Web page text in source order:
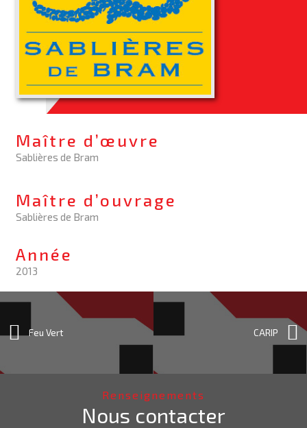
Maître d’œuvre
Sablières de Bram
Maître d’ouvrage
Sablières de Bram
Année
2013
CARIP
Feu Vert
Renseignements
Nous contacter